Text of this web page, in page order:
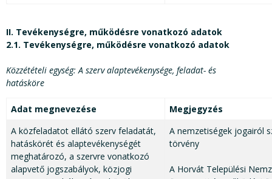
II. Tevékenységre, működésre vonatkozó adatok
2.1. Tevékenységre, működésre vonatkozó adatok
Közzétételi egység: A szerv alaptevékenysége, feladat- és
hatásköre
Adat megnevezése
Megjegyzés
A közfeladatot ellátó szerv feladatát,
hatáskörét és alaptevékenységét
meghatározó, a szervre vonatkozó
alapvető jogszabályok, közjogi
A nemzetiségek jogairól
törvény
A Horvát Települési